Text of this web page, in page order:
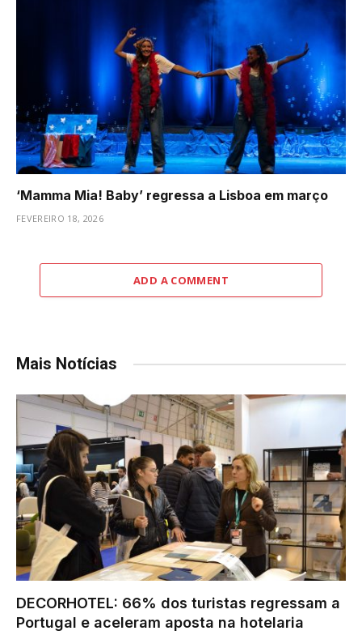
‘Mamma Mia! Baby’ regressa a Lisboa em março
FEVEREIRO 18, 2026
ADD A COMMENT
Mais Notícias
DECORHOTEL: 66% dos turistas regressam a
Portugal e aceleram aposta na hotelaria